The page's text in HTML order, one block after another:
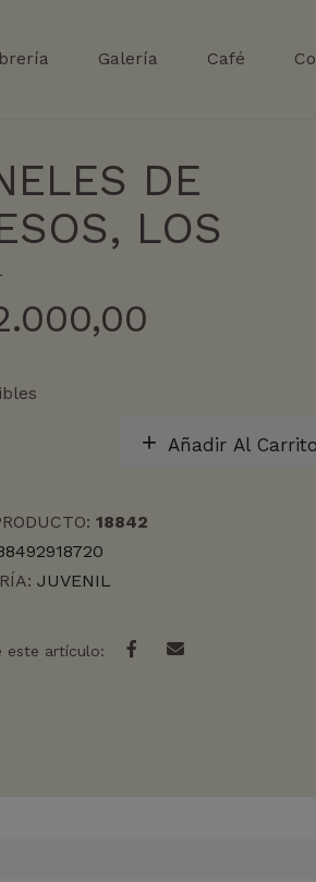
Galería Café
DE
LOS
Añadir Al
18842
JUVENIL
este artículo: